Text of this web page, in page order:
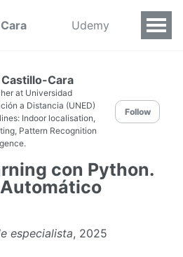
Udemy
Castillo-Cara
at Universidad
a Distancia (UNED)
Indoor localisation,
Pattern Recognition
Follow
con Python.
especialista, 2025